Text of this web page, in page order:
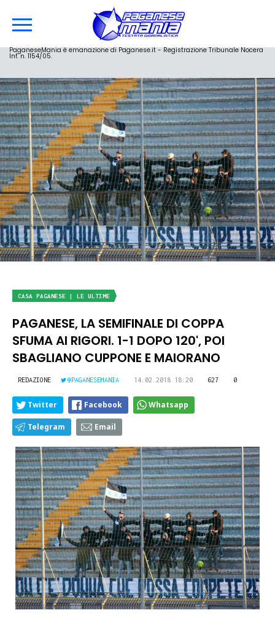
PaganeseMania è emanazione di Paganese.it - Registrazione Tribunale Nocera
Inf. n. 1154/05.
CASA PAGANESE | LE ULTIME
PAGANESE, LA SEMIFINALE DI COPPA
SFUMA AI RIGORI. 1-1 DOPO 120', POI
SBAGLIANO CUPPONE E MAIORANO
REDAZIONE @PAGANESEMANIA 14.02.2018 18:20 627 0
Twitter Facebook Whatsapp
Telegram Email